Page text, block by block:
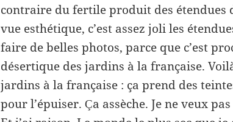
contraire du fertile produit des étendues
vue esthétique, c’est assez joli les
faire de belles photos, parce que c’est
désertique des jardins à la française.
jardins à la française : ça prend des
pour l’épuiser.Ça assèche. Je ne veux